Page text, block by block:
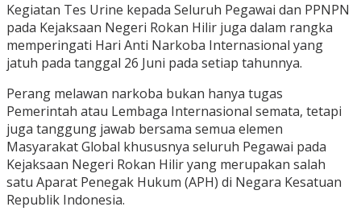
Kegiatan Tes Urine kepada Seluruh Pegawai dan PPNPN
pada Kejaksaan Negeri Rokan Hilir juga dalam rangka
memperingati Hari Anti Narkoba Internasional yang
jatuh pada tanggal 26 Juni pada setiap tahunnya.
Perang melawan narkoba bukan hanya tugas
Pemerintah atau Lembaga Internasional semata, tetapi
juga tanggung jawab bersama semua elemen
Masyarakat Global khususnya seluruh Pegawai pada
Kejaksaan Negeri Rokan Hilir yang merupakan salah
satu Aparat Penegak Hukum (APH) di Negara Kesatuan
Republik Indonesia.